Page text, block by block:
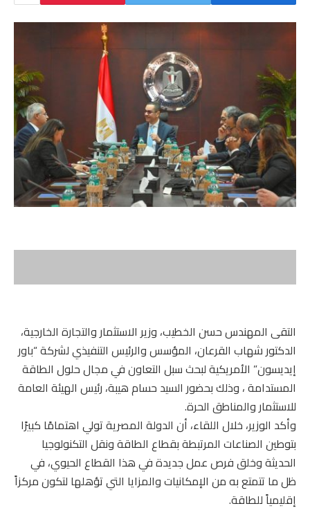
التقى المهندس حسن الخطيب، وزير الاستثمار والتجارة الخارجية،
الدكتور شهاب القرعان، المؤسس والرئيس التنفيذي لشركة “باور
إيديسون” الأمريكية لبحث سبل التعاون في مجال حلول الطاقة
المستدامة ، وذلك بحضور السيد حسام هيبة، رئيس الهيئة العامة
للاستثمار والمناطق الحرة.
وأكد الوزير، خلال اللقاء، أن الدولة المصرية تولي اهتمامًا كبيرًا
بتوطين الصناعات المرتبطة بقطاع الطاقة ونقل التكنولوجيا
الحديثة وخلق فرص عمل جديدة في هذا القطاع الحيوي، في
ظل ما تتمتع به من الإمكانيات والمزايا التي تؤهلها لتكون مركزاً
إقليمياً للطاقة.